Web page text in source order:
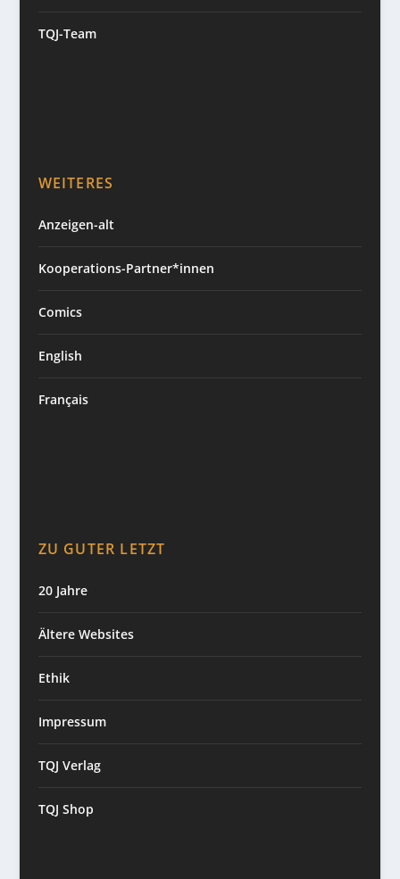
TQJ-Team
WEITERES
Anzeigen-alt
Kooperations-Partner*innen
Comics
English
Français
ZU GUTER LETZT
20 Jahre
Ältere Websites
Ethik
Impressum
TQJ Verlag
TQJ Shop